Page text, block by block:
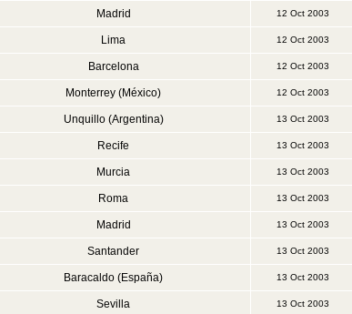
Madrid 12 Oct 2003
Lima 12 Oct 2003
Barcelona 12 Oct 2003
Monterrey (México) 12 Oct 2003
Unquillo (Argentina) 13 Oct 2003
Recife 13 Oct 2003
Murcia 13 Oct 2003
Roma 13 Oct 2003
Madrid 13 Oct 2003
Santander 13 Oct 2003
Baracaldo (España) 13 Oct 2003
Sevilla 13 Oct 2003